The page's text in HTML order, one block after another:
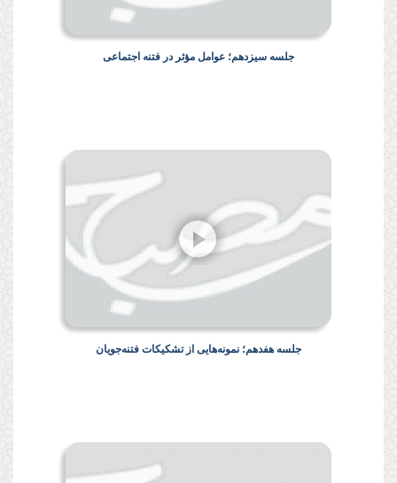
جلسه سیزدهم؛ عوامل مؤثر در فتنه اجتماعی
جلسه هفدهم؛ نمونه‌هایی از تشکیکات فتنه‌جویان